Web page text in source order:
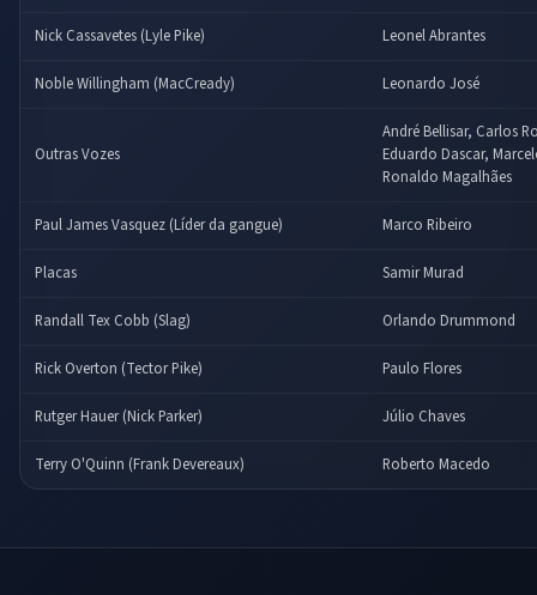
Nick Cassavetes (Lyle Pike) Leonel Abrantes
Noble Willingham (MacCready) Leonardo José
Outras Vozes
André Bellisar, Carlos
Eduardo Dascar,
Ronaldo Magalhães
Paul James Vasquez (Líder da gangue) Marco Ribeiro
Placas Samir Murad
Randall Tex Cobb (Slag) Orlando Drummond
Rick Overton (Tector Pike) Paulo Flores
Rutger Hauer (Nick Parker) Júlio Chaves
Terry O'Quinn (Frank Devereaux) Roberto Macedo